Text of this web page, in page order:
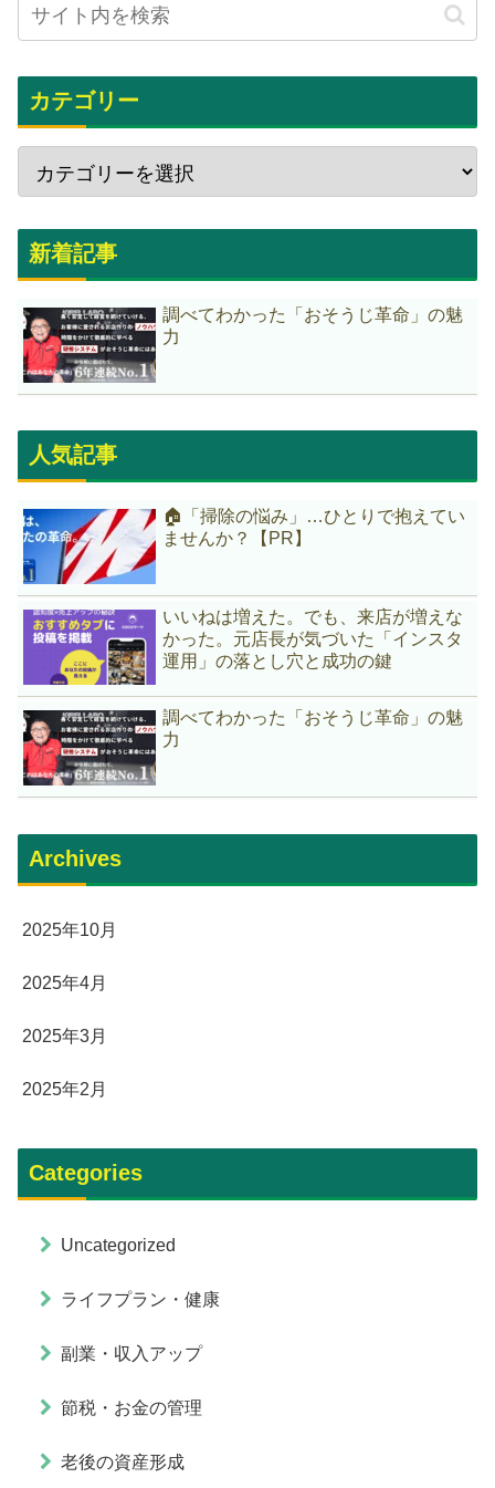
カテゴリー
新着記事
調べてわかった「おそうじ革命」の魅
力
人気記事
🏠「掃除の悩み」…ひとりで抱えてい
ませんか？【PR】
いいねは増えた。でも、来店が増えな
かった。元店長が気づいた「インスタ
運用」の落とし穴と成功の鍵
調べてわかった「おそうじ革命」の魅
力
Archives
2025年10月
2025年4月
2025年3月
2025年2月
Categories
Uncategorized
ライフプラン・健康
副業・収入アップ
節税・お金の管理
老後の資産形成